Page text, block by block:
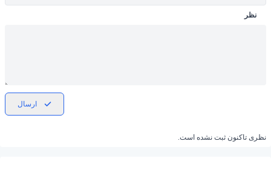
نظر
ارسال
نظری تاکنون ثبت نشده است.